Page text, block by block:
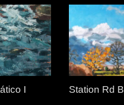
I Station Rd